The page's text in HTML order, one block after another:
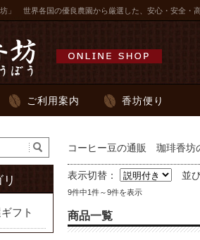
」 世界各国の優良農園から厳選した、安心・安全・
ご利用案内 香坊便り
コーヒー豆の通販 珈琲香坊
表示切替： 並
9件中1件～9件を表示
商品一覧
フト